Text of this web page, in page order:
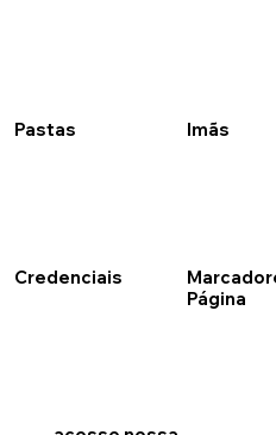
Pastas Imãs
Credenciais
Página